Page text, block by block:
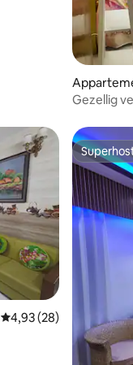
Gezellig
Gemiddelde
4,93 (28)